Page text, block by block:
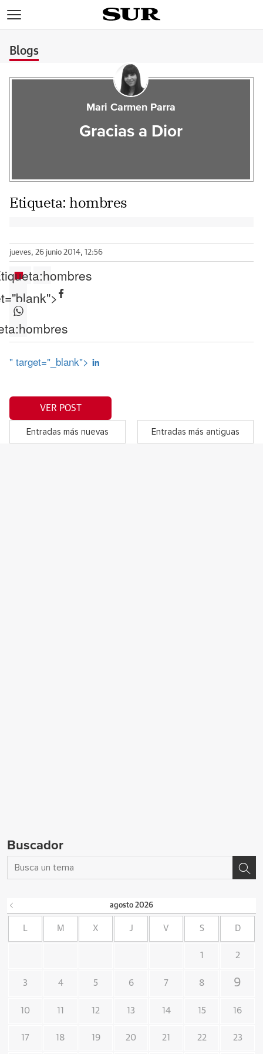
Blogs
Mari Carmen Parra
Gracias a Dior
Etiqueta:hombres
jueves, 26 junio 2014, 12:56
hombres
hombres
" target="_blank">
VER POST
Entradas más nuevas Entradas más antiguas
Buscador
agosto 2026
L M X J V S D
1 2
3 4 5 6 7 8 9
10 11 12 13 14 15 16
17 18 19 20 21 22 23